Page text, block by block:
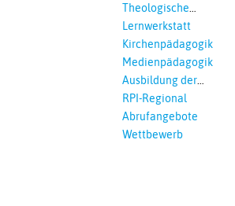
Theologische
Fortbildungen,
Interreligöses Lernen
Lernwerkstatt
Kirchenpädagogik
Medienpädagogik
Ausbildung der
Vikar*innen
RPI-Regional
Abrufangebote
Wettbewerb